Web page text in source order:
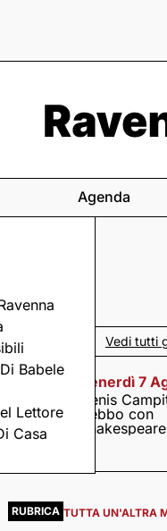
Babele
Lettore
Casa
Agenda
Vedi tutti
con il
Venerdì 7
Denis
trebbo con
RUBRICA TUTTA UN'ALTRA